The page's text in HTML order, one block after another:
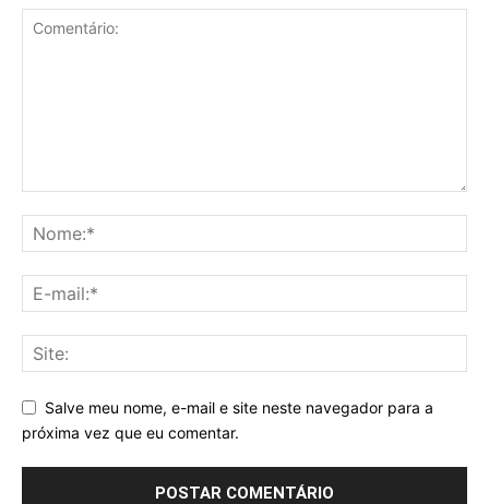
Salve meu nome, e-mail e site neste navegador para a
próxima vez que eu comentar.